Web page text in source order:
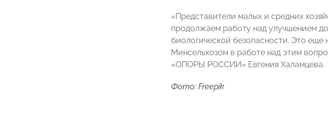
«Представители малых и средних
продолжаем работу над улучшением
биологической безопасности. Это
Минсельхозом в работе над этим
«ОПОРЫ РОССИИ» Евгения Халамцева.
Фото: Freepik